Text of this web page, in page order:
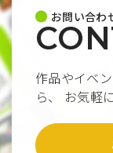
お問い合わ
作品やイベ
ら、
お気軽